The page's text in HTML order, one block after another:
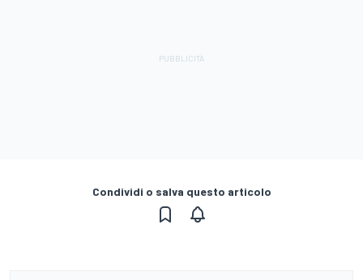
Condividi o salva questo articolo